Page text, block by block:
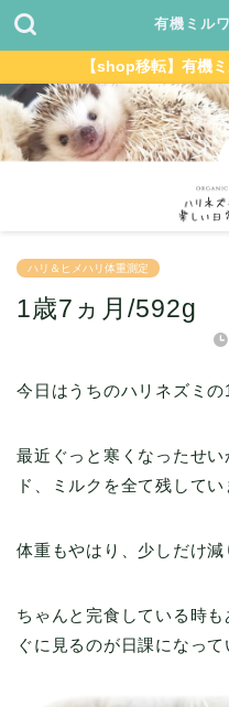
有機ミル
【shop移転】有機
ハリ＆ヒメハリ体重測定
1歳7ヵ月/592g
今日はうちのハリネズミの
最近ぐっと寒くなったせ
ド、ミルクを全て残してい
体重もやはり、少しだけ減
ちゃんと完食している時
ぐに見るのが日課になって